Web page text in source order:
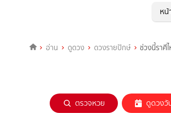
หน้
อ่าน ดูดวง ดวงรายปักษ์ ช่วงนี้ราศี
ตรวจหวย ดูดวงวั